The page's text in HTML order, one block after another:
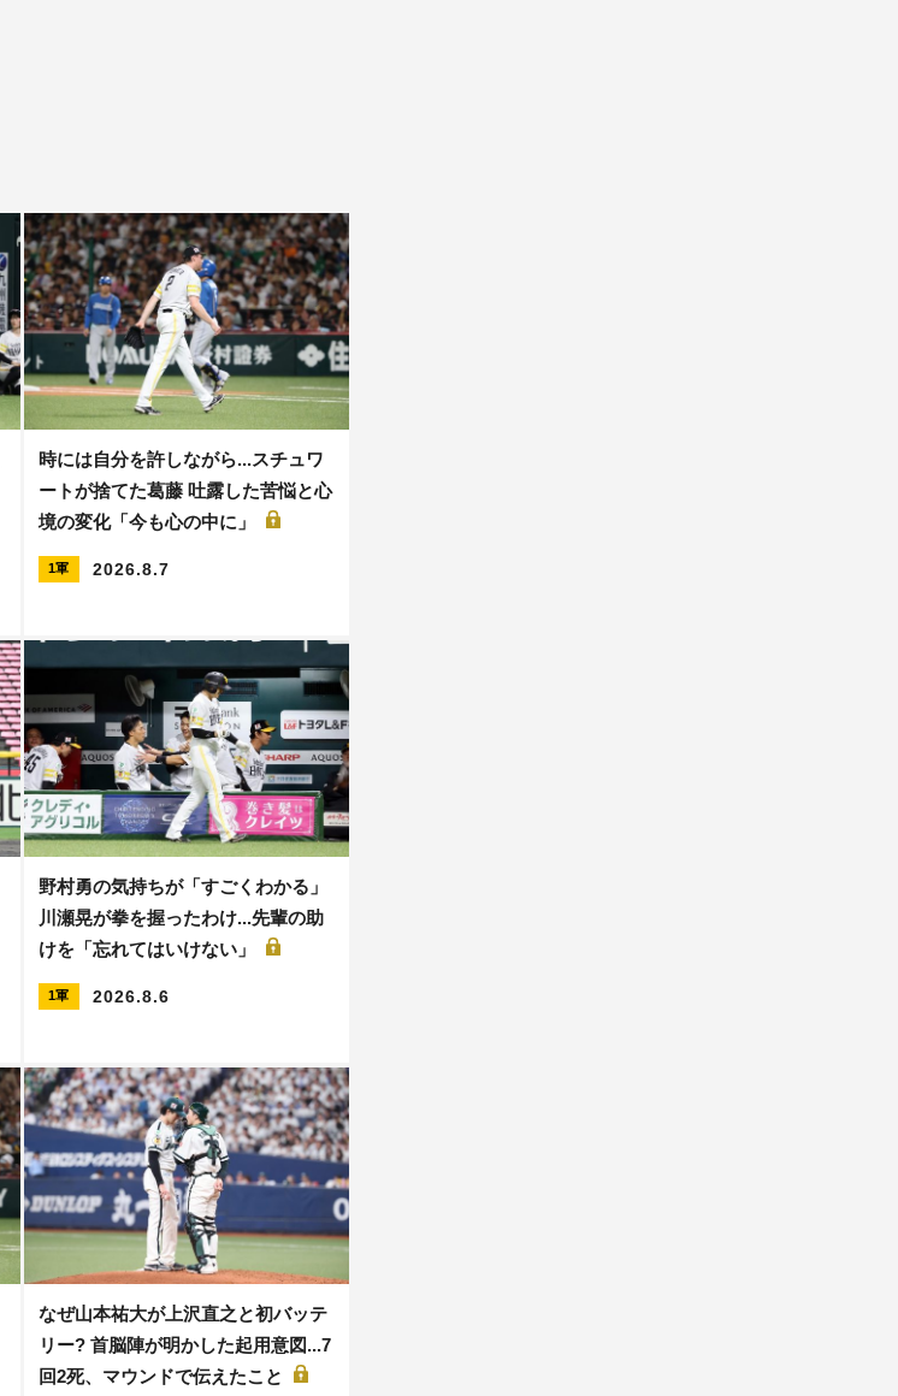
時には自分を許しながら...スチュワ
ートが捨てた葛藤 吐露した苦悩と心
境の変化「今も心の中に」
1軍 2026.8.7
野村勇の気持ちが「すごくわかる」
川瀬晃が拳を握ったわけ...先輩の助
けを「忘れてはいけない」
1軍 2026.8.6
なぜ山本祐大が上沢直之と初バッテ
リー? 首脳陣が明かした起用意図...7
回2死、マウンドで伝えたこと